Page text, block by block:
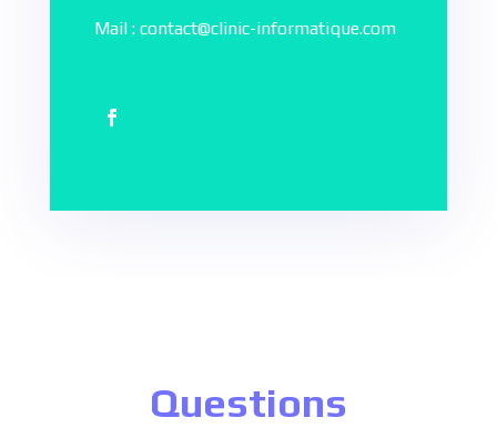
Mail : contact@clinic-informatique.com
Questions